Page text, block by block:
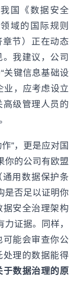
国《数据安全
域的国际规则
章节）正在动态
我建议，公司
关键信息基础设
业，应考虑设立
级管理人员的
”，更是应对国
你的公司有欧盟
用数据保护条
是否足以证明你
安全治理架构
证据。同样，
能会审查你公
理的数据能得
于数据治理的原